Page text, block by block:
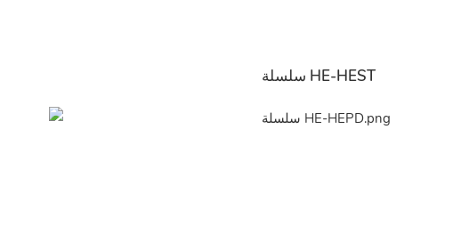
سلسلة HE-HEST